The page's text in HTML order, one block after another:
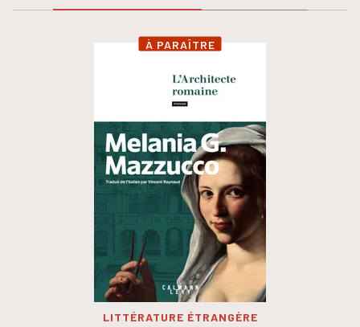
À PARAÎTRE
LITTÉRATURE ÉTRANGÈRE